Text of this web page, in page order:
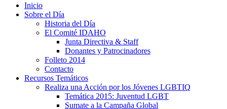
Inicio
Sobre el Día
Historia del Día
El Comité IDAHO
Junta Directiva & Staff
Donantes y Patrocinadores
Folleto 2014
Contacto
Recursos Temáticos
Realiza una Acción por los Jóvenes LGBTIQ
Temática 2015: Juventud LGBT
Sumate a la Campaña Global